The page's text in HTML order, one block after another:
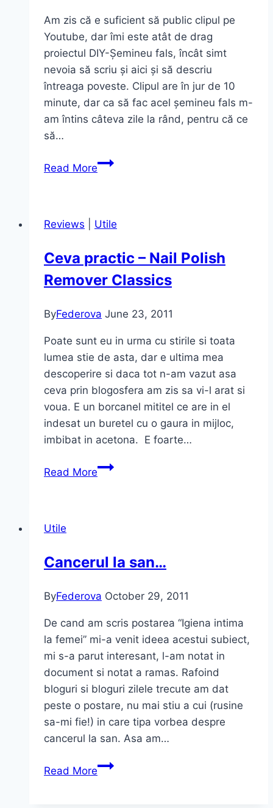
Am zis că e suficient să public clipul pe
Youtube, dar îmi este atât de drag
proiectul DIY-Șemineu fals, încât simt
nevoia să scriu și aici și să descriu
întreaga poveste. Clipul are în jur de 10
minute, dar ca să fac acel șemineu fals m-
am întins câteva zile la rând, pentru că ce
să…
Read MoreDIY
|
fireplace
Reviews Utile
Ceva practic – Nail Polish
Remover Classics
ByFederova June 23, 2011
Poate sunt eu in urma cu stirile si toata
lumea stie de asta, dar e ultima mea
descoperire si daca tot n-am vazut asa
ceva prin blogosfera am zis sa vi-l arat si
voua. E un borcanel mititel ce are in el
indesat un buretel cu o gaura in mijloc,
imbibat in acetona. E foarte…
Read MoreCeva
Classics
Utile
Cancerul la san…
ByFederova October 29, 2011
De cand am scris postarea “Igiena intima
la femei” mi-a venit ideea acestui subiect,
mi s-a parut interesant, l-am notat in
document si notat a ramas. Rafoind
bloguri si bloguri zilele trecute am dat
peste o postare, nu mai stiu a cui (rusine
sa-mi fie!) in care tipa vorbea despre
cancerul la san. Asa am…
Read MoreCancerul